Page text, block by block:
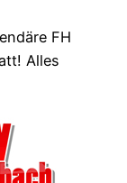
FH
Alles